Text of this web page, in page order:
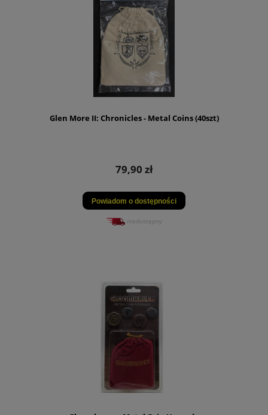
Glen More II: Chronicles - Metal Coins (40szt)
79,90 zł
Powiadom o dostępności
niedostępny